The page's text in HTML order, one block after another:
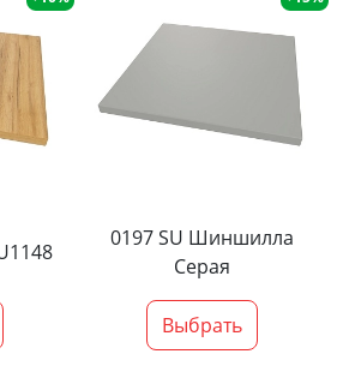
0197 SU Шиншилла
Серая
Выбрать